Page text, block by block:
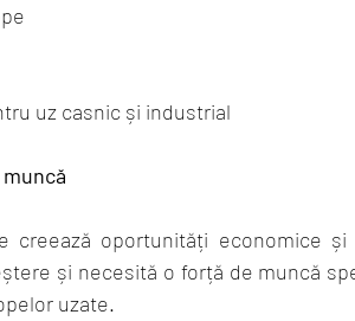
uz casnic și industrial
creează oportunități economice
și necesită o forță de muncă
uzate.